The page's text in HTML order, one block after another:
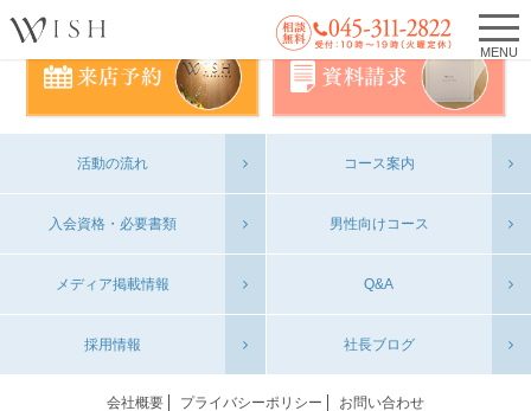
MENU
活動の流れ コース案内
入会資格・必要書類 男性向けコース
メディア掲載情報 Q&A
採用情報 社長ブログ
会社概要 プライバシーポリシー お問い合わせ